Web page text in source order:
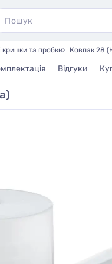
кришки та пробки Ковпак 28
Відгуки